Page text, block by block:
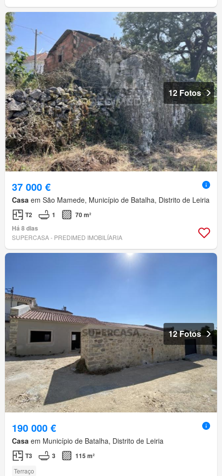
12 Fotos
37 000 €
Casa em São Mamede, Município de Batalha, Distrito de Leiria
T2 1
70 m²
Há 8 dias
SUPERCASA - PREDIMED IMOBILÍARIA
12 Fotos
190 000 €
Casa em Município de Batalha, Distrito de Leiria
T3 3 115 m²
Terraço